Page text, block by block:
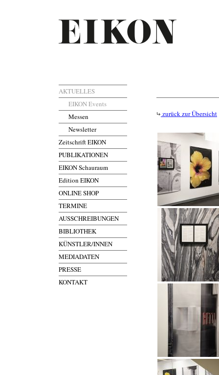
AKTUELLES
EIKON Events
Messen
Newsletter
Zeitschrift EIKON
PUBLIKATIONEN
EIKON Schauraum
Edition EIKON
ONLINE SHOP
TERMINE
AUSSCHREIBUNGEN
BIBLIOTHEK
KÜNSTLER/INNEN
MEDIADATEN
PRESSE
KONTAKT
zurück zur Übersicht